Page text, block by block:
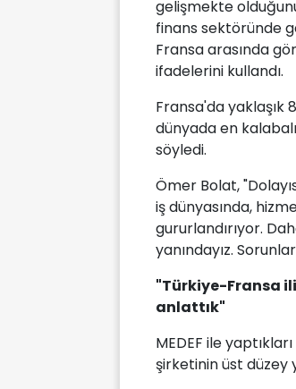
gelişmekte
finans sektöründe
Fransa arasında
ifadelerini kullandı.
Fransa'da yaklaşık
dünyada en
söyledi.
Ömer Bolat,
iş dünyasında,
gururlandırıyor.
yanındayız.
"Türkiye-Fransa
anlattık"
MEDEF ile
şirketinin üst düzey